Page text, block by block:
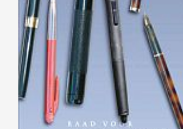
Zoeken
naar: